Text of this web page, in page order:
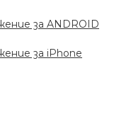
Пила за нокти